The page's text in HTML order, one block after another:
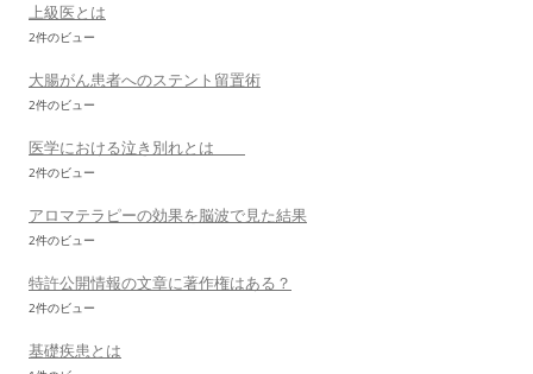
上級医とは
2件のビュー
大腸がん患者へのステント留置術
2件のビュー
医学における泣き別れとは
2件のビュー
アロマテラピーの効果を脳波で見た結果
2件のビュー
特許公開情報の文章に著作権はある？
2件のビュー
基礎疾患とは